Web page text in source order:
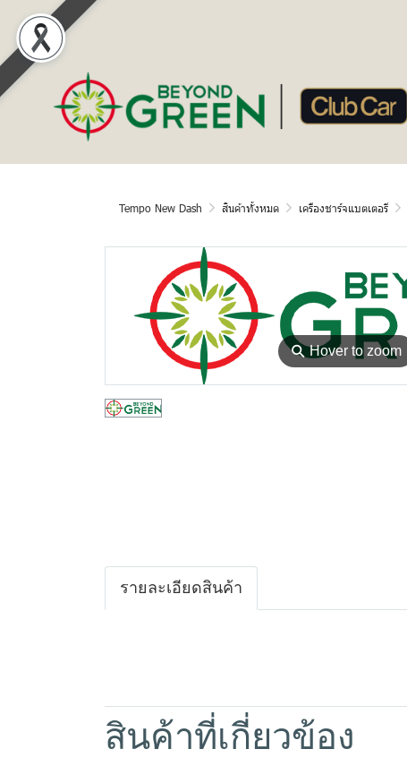
Tempo New Dash สินค้าทั้งหมด เครืองชาร์จแบตเตอรี
⚲Hover to zoom
รายละเอียดสินค้า
สินค้าที่เกี่ยวข้อง